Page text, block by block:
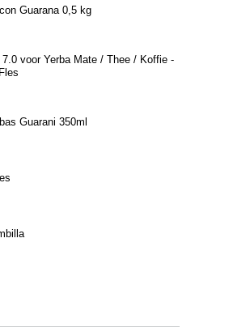
Guarana 0,5 kg
voor Yerba Mate / Thee / Koffie -
Guarani 350ml